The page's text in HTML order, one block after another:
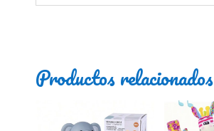
Productos relacionados